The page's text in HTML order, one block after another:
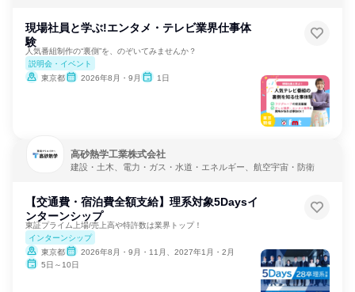
現場社員と学ぶ!エンタメ・テレビ業界仕事体
験
人気番組制作の“裏側”を、のぞいてみませんか？
説明会・イベント
東京都
2026年8月・9月 1日
高砂熱学工業株式会社
建設・土木、電力・ガス・水道・エネルギー、航空宇宙・防衛
【交通費・宿泊費全額支給】理系対象5Daysイ
ンターンシップ
東証プライム上場/売上高や特許数は業界トップ！
インターンシップ
東京都
2026年8月・9月・11月、2027年1月・2月
5日～10日